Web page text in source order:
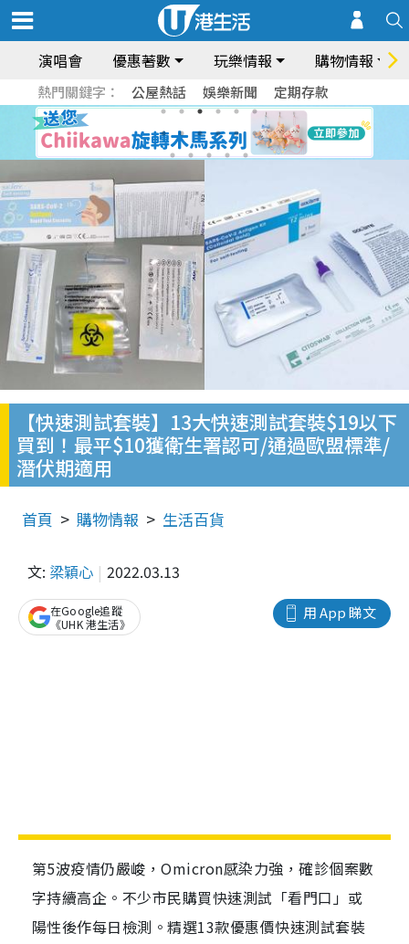
演唱會 優惠著數 玩樂情報 購物情報
熱門關鍵字： 公屋熱話 娛樂新聞 定期存款
【快速測試套裝】13大快速測試套裝$19以下
買到！最平$10獲衛生署認可/通過歐盟標準/
潛伏期適用
首頁 購物情報 生活百貨
文: 梁穎心 2022.03.13
用 App 睇文
在Google追蹤
《UHK 港生活》
第5波疫情仍嚴峻，Omicron感染力強，確診個案數
字持續高企。不少市民購買快速測試「看門口」或
陽性後作每日檢測。精選13款優惠價快速測試套裝